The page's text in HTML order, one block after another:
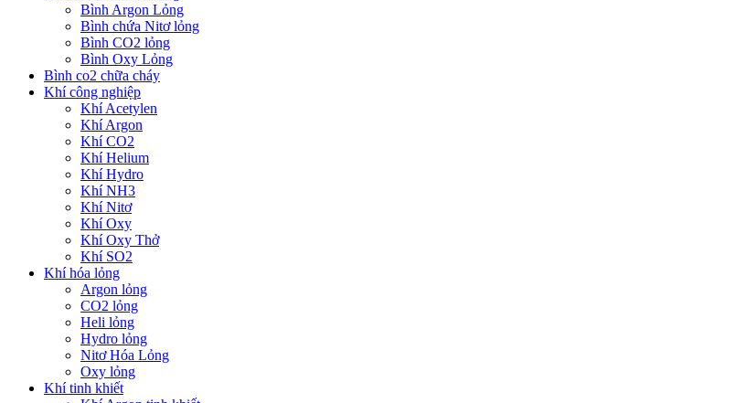
Bình Argon Lỏng
Bình chứa Nitơ lỏng
Bình CO2 lỏng
Bình Oxy Lỏng
Bình co2 chữa cháy
Khí công nghiệp
Khí Acetylen
Khí Argon
Khí CO2
Khí Helium
Khí Hydro
Khí NH3
Khí Nitơ
Khí Oxy
Khí Oxy Thở
Khí SO2
Khí hóa lỏng
Argon lỏng
CO2 lỏng
Heli lỏng
Hydro lỏng
Nitơ Hóa Lỏng
Oxy lỏng
Khí tinh khiết